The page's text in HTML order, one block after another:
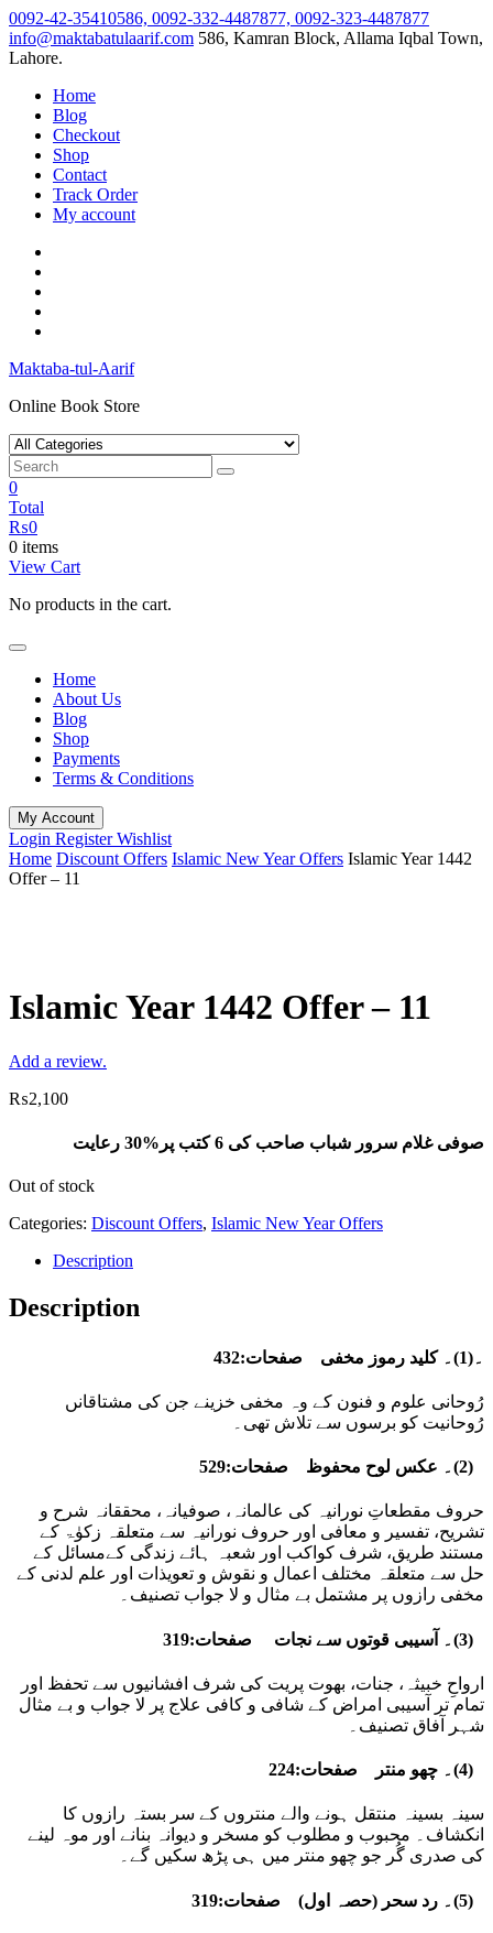
Skip
to
content
0092-42-35410586, 0092-332-4487877, 0092-323-4487877
info@maktabatulaarif.com 586, Kamran Block, Allama Iqbal Town,
Lahore.
Home
Blog
Checkout
Shop
Contact
Track Order
My account
Maktaba-tul-Aarif
Online Book Store
0
Total
₨0
0 items
View Cart
No products in the cart.
Home
About Us
Blog
Shop
Payments
Terms & Conditions
My Account
Login RegisterWishlist
Home Discount Offers Islamic New Year Offers Islamic Year 1442
Offer – 11
Islamic Year 1442 Offer – 11
Add a review.
₨2,100
صوفی غلام سرور شباب صاحب کی 6 کتب پر%30 رعایت
Out of stock
Categories: Discount Offers, Islamic New Year Offers
Description
Description
۔ (1)۔ کلید رموز مخفی صفحات:432
رُوحانی علوم و فنون کے وہ مخفی خزینے جن کی مشتاقانں
رُوحانیت کو برسوں سے تلاش تھی۔
(2)۔ عکس لوح محفوظ صفحات:529
حروف مقطعاتِ نورانیہ کی عالمانہ، صوفیانہ، محققانہ شرح و
تشریح، تفسیر و معافی اور حروف نورانیہ سے متعلقہ زکوٰۃ کے
مستند طریق، شرف کواکب اور شعبہ ہائے زندگی کےمسائل کے
حل سے متعلقہ مختلف اعمال و نقوش و تعویذات اور علم لدنی کے
مخفی رازوں پر مشتمل بے مثال و لا جواب تصنیف۔
(3)۔ آسیبی قوتوں سے نجات صفحات:319
ارواحِ خبیثہ، جنات، بھوت پریت کی شرف افشانیوں سے تحفظ اور
تمام تر آسیبی امراض کے شافی و کافی علاج پر لا جواب و بے مثال
شہر آفاق تصنیف۔
(4)۔ چھو منتر صفحات:224
سینہ بسینہ منتقل ہونے والے منتروں کے سر بستہ رازوں کا
انکشاف۔ محبوب و مطلوب کو مسخر و دیوانہ بنانے اور موہ لینے
کی صدری گُر جو چھو منتر میں ہی پڑھ سکیں گے۔
(5)۔ رد سحر (حصہ اول) صفحات:319